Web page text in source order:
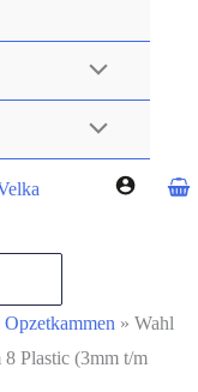
» Wahl
Plastic (3mm t/m